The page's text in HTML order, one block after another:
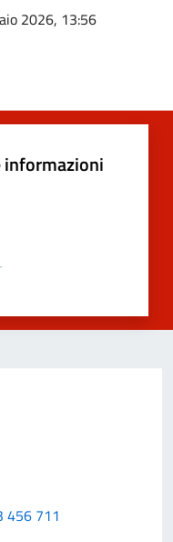
2026, 13:56
informazioni
456 711